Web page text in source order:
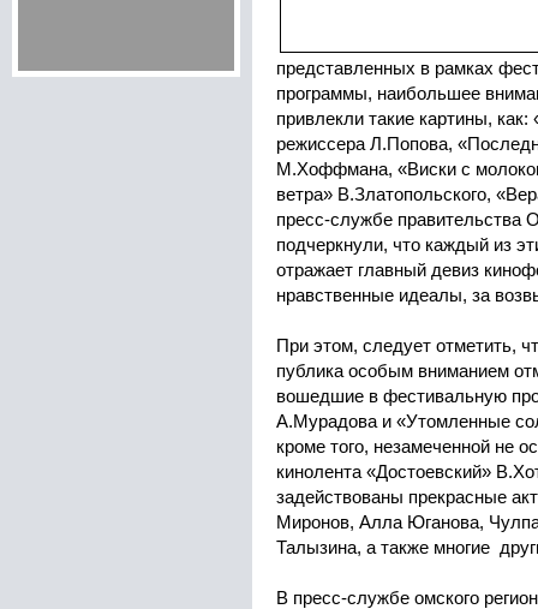
представленных в рамках
программы, наибольшее
привлекли такие картины,
режиссера Л.Попова,
М.Хоффмана, «Виски с
ветра» В.Златопольского,
пресс-службе правительства
подчеркнули, что каждый из
отражает главный девиз
нравственные идеалы, за
При этом, следует отметить,
публика особым вниманием
вошедшие в фестивальную
А.Мурадова и «Утомленные
кроме того, незамеченной не
кинолента «Достоевский»
задействованы прекрасные
Миронов, Алла Юганова,
Талызина, а также многие
В пресс-службе омского